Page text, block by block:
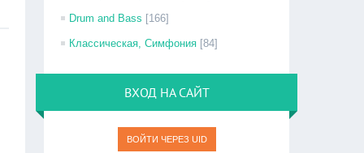
Drum and Bass [166]
Классическая, Симфония [84]
ВХОД НА САЙТ
ВОЙТИ ЧЕРЕЗ UID